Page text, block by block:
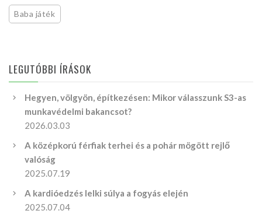
Baba játék
LEGUTÓBBI ÍRÁSOK
Hegyen, völgyön, építkezésen: Mikor válasszunk S3-as
munkavédelmi bakancsot?
2026.03.03
A középkorú férfiak terhei és a pohár mögött rejlő
valóság
2025.07.19
A kardióedzés lelki súlya a fogyás elején
2025.07.04